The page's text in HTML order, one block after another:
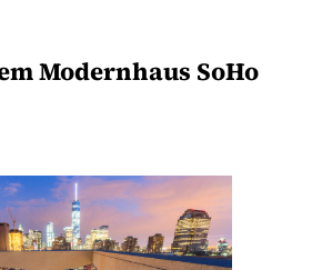
Modernhaus SoHo